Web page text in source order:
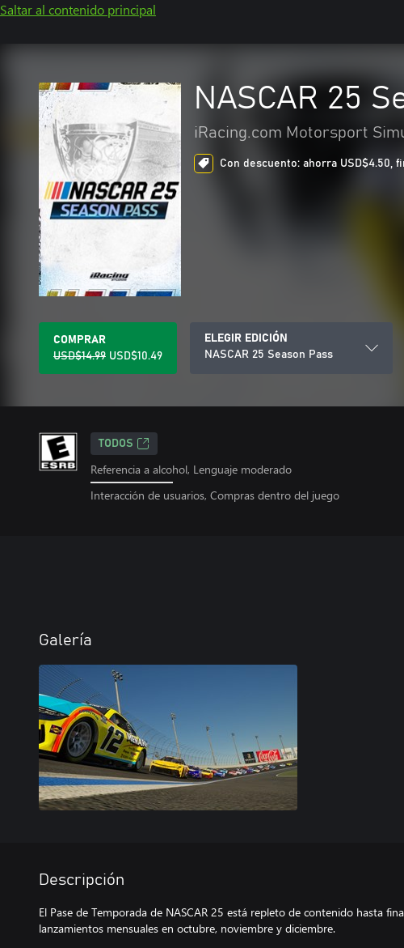
Saltar al contenido principal
NASCAR 25
iRacing.com Motorsport
Con descuento: ahorra USD$4.50,
COMPRAR
USD$14.99 USD$10.49
ELEGIR EDICIÓN
NASCAR 25 Season Pass
TODOS
Referencia a alcohol, Lenguaje moderado
Interacción de usuarios, Compras dentro del juego
Galería
Descripción
El Pase de Temporada de NASCAR 25 está repleto de contenido hasta
lanzamientos mensuales en octubre, noviembre y diciembre.